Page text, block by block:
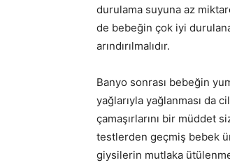
durulama suyuna az
de bebeğin çok iyi
arındırılmalıdır.
Banyo sonrası bebeğin
yağlarıyla yağlanması da
çamaşırlarını bir müddet
testlerden geçmiş bebek
giysilerin mutlaka